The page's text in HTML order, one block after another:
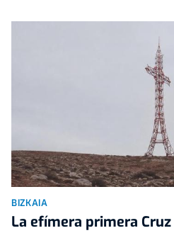
BIZKAIA
La efímera primera Cruz